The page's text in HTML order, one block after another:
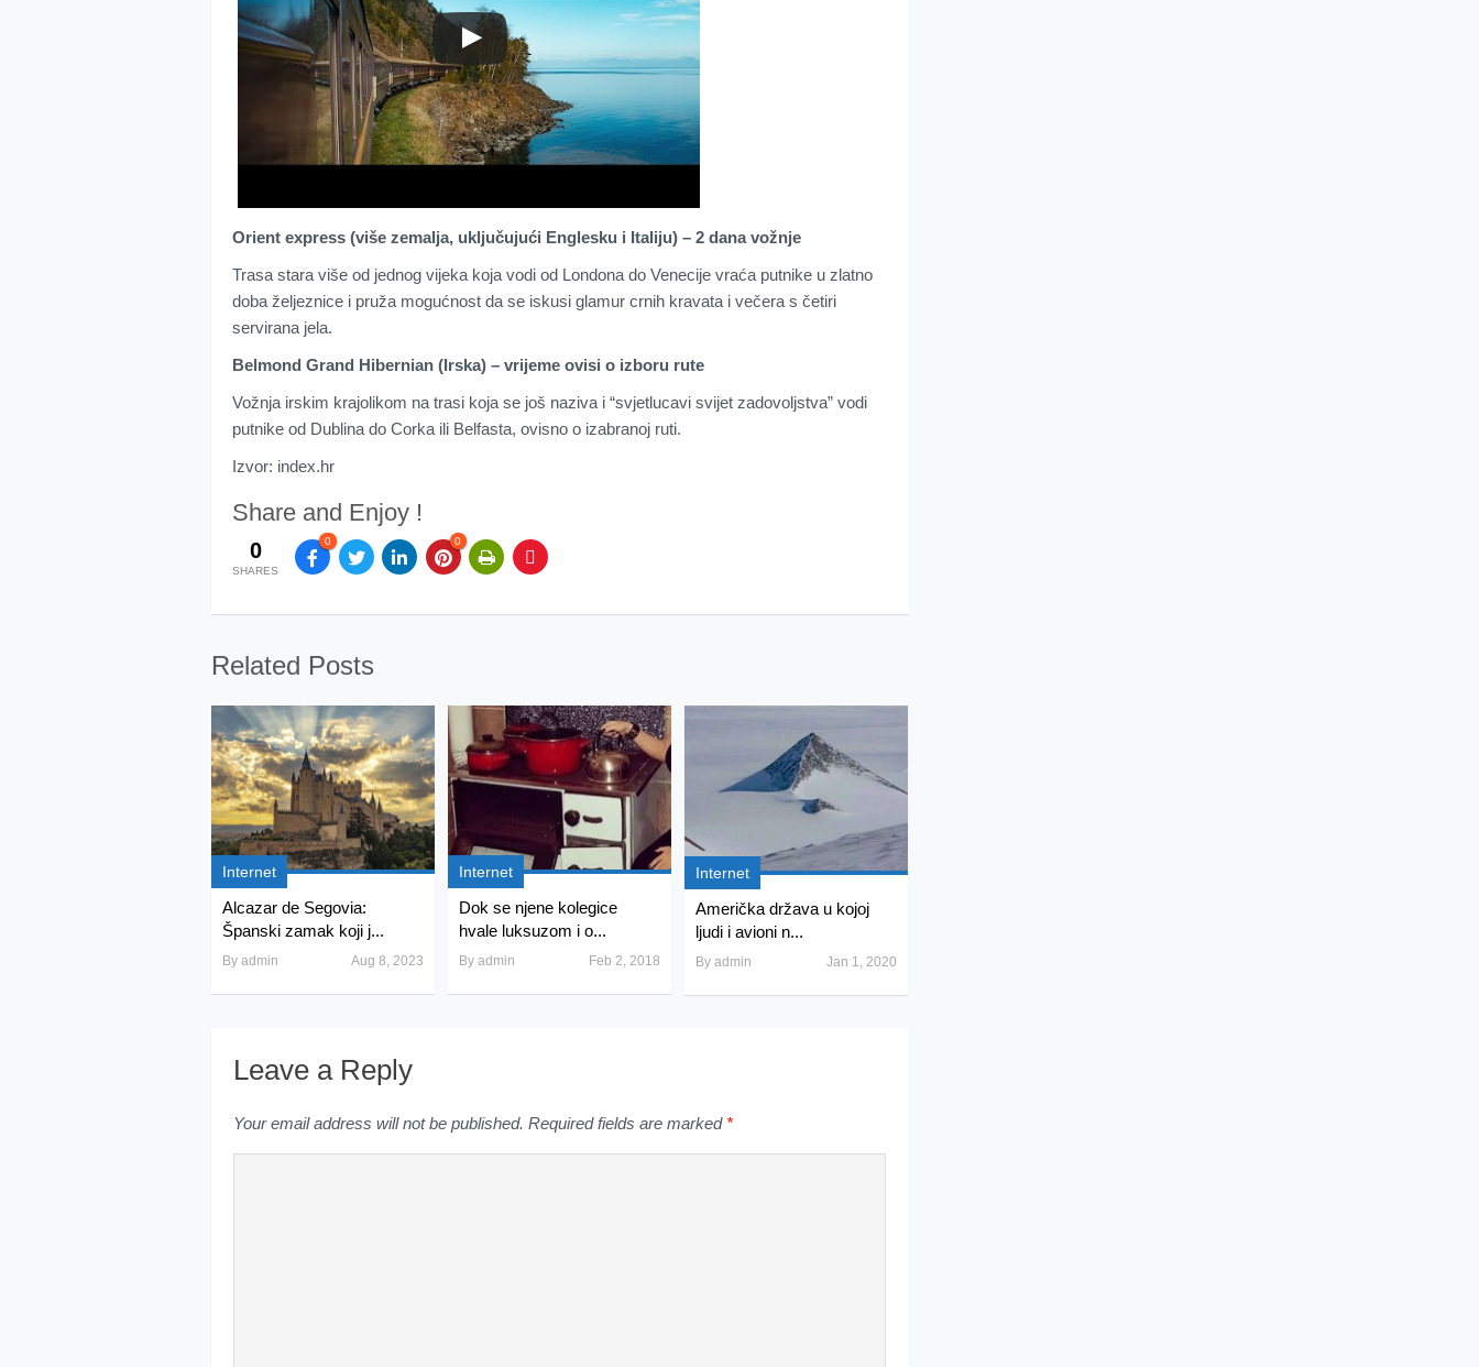
Orient express (više zemalja, uključujući Englesku i Italiju) – 2 dana vožnje
Trasa stara više od jednog vijeka koja vodi od Londona do Venecije vraća putnike u zlatno
doba željeznice i pruža mogućnost da se iskusi glamur crnih kravata i večera s četiri
servirana jela.
Belmond Grand Hibernian (Irska) – vrijeme ovisi o izboru rute
Vožnja irskim krajolikom na trasi koja se još naziva i “svjetlucavi svijet zadovoljstva” vodi
putnike od Dublina do Corka ili Belfasta, ovisno o izabranoj ruti.
Izvor: index.hr
Share and Enjoy !
0
SHARES
0 0
Related Posts
Internet
Alcazar de Segovia:
Španski zamak koji j...
By admin Aug 8, 2023
Internet
Dok se njene kolegice
hvale luksuzom i o...
By admin Feb 2, 2018
Internet
Američka država u kojoj
ljudi i avioni n...
By admin Jan 1, 2020
Leave a Reply
Your email address will not be published. Required fields are marked *